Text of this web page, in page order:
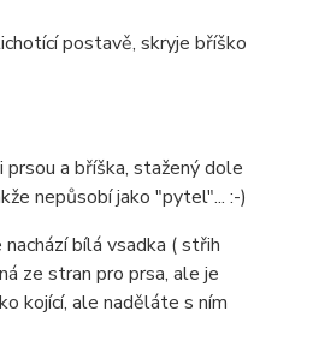
postavě, skryje bříško
a bříška, stažený dole
nepůsobí jako "pytel"... :-)
bílá vsadka ( střih
ze stran pro prsa, ale je
kojící, ale naděláte s ním